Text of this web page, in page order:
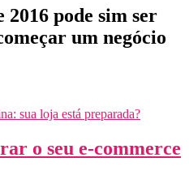
2016 pode sim ser
um negócio
o seu e-commerce